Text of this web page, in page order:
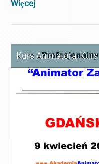
Więcej
Kurs Animatora,